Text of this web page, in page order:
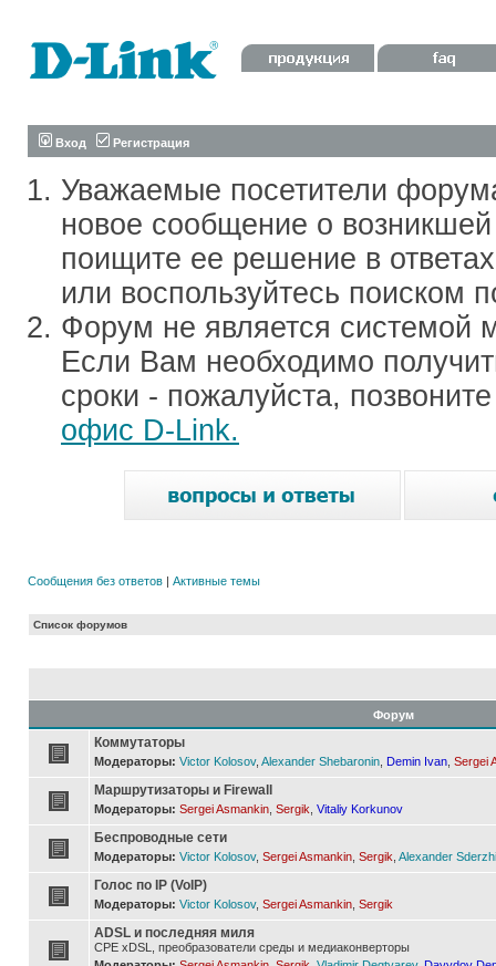
Вход Регистрация
Уважаемые посетители
новое сообщение о
поищите ее решение в
или воспользуйтесь поиском
Форум не является системой
Если Вам необходимо
сроки - пожалуйста,
офис D-Link.
Сообщения без ответов | Активные темы
Список форумов
Форум
Коммутаторы
Модераторы: Victor Kolosov, Alexander Shebaronin Demin Ivan Sergei
Маршрутизаторы и Firewall
Модераторы: Sergei Asmankin Sergik Vitaliy Korkunov
Беспроводные сети
Модераторы: Victor Kolosov, Sergei Asmankin Sergik Alexander
Голос по IP (VoIP)
Модераторы: Victor Kolosov, Sergei Asmankin Sergik
ADSL и последняя миля
CPE xDSL, преобразователи среды и медиаконверторы